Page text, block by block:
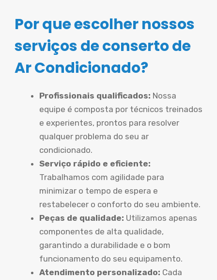
Por que escolher nossos
serviços de conserto de
Ar Condicionado?
Profissionais qualificados: Nossa
equipe é composta por técnicos treinados
e experientes, prontos para resolver
qualquer problema do seu ar
condicionado.
Serviço rápido e eficiente:
Trabalhamos com agilidade para
minimizar o tempo de espera e
restabelecer o conforto do seu ambiente.
Peças de qualidade: Utilizamos apenas
componentes de alta qualidade,
garantindo a durabilidade e o bom
funcionamento do seu equipamento.
Atendimento personalizado: Cada